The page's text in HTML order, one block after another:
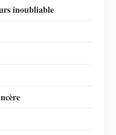
inoubliable